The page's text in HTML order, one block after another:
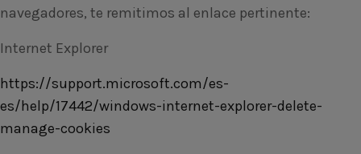
navegadores, te remitimos al enlace pertinente:
Internet Explorer
https://support.microsoft.com/es-
es/help/17442/windows-internet-explorer-delete-
manage-cookies